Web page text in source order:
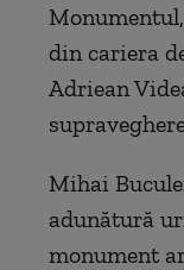
din cariera
Adriean
Mihai
adunătură
monument